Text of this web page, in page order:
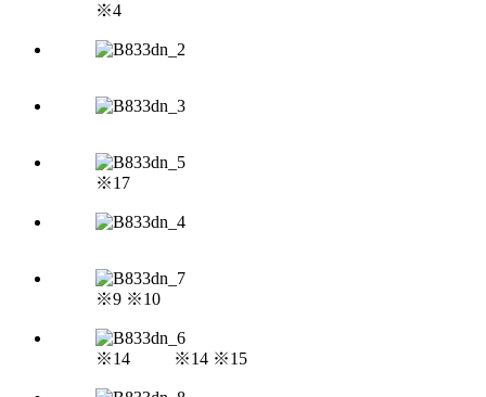
※4
※17
※9 ※10
※14 ※14 ※15